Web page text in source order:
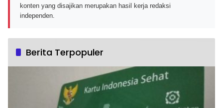
konten yang disajikan merupakan hasil kerja redaksi
independen.
Berita Terpopuler